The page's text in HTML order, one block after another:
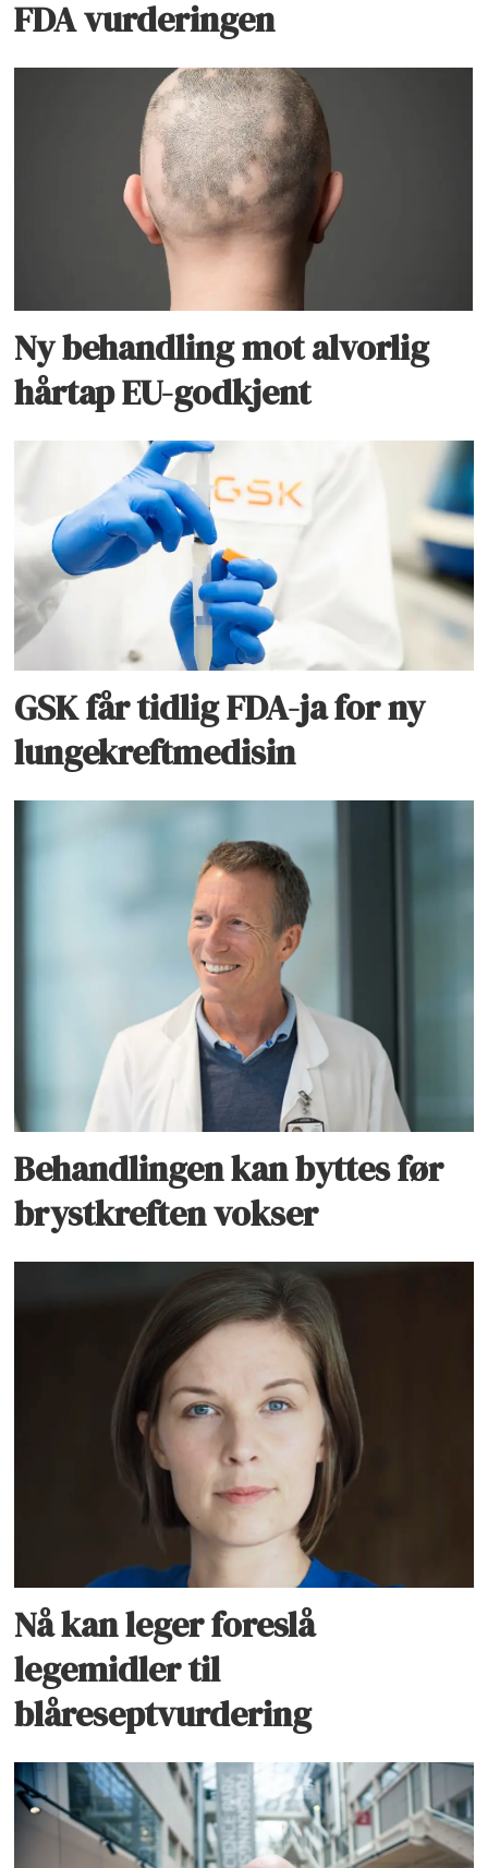
FDA vurderingen
Ny behandling mot alvorlig
hårtap EU-godkjent
GSK får tidlig FDA-ja for ny
lungekreftmedisin
Behandlingen kan byttes før
brystkreften vokser
Nå kan leger foreslå
legemidler til
blåreseptvurdering